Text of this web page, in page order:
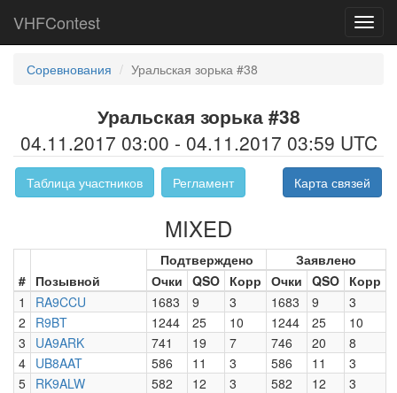
VHFContest
Соревнования Уральская зорька #38
Уральская зорька #38
04.11.2017 03:00 - 04.11.2017 03:59 UTC
Таблица участников Регламент Карта связей
MIXED
# Позывной
Подтверждено
Заявлено
Очки QSO Корр Очки QSO Корр
1
RA9CCU 1683 9 3 1683 9
3
2
R9BT 1244 25 10 1244 25
10
3
UA9ARK 741 19 7 746 20
8
4 UB8AAT 586 11 3 586 11
3
5 RK9ALW 582 12 3 582 12
3